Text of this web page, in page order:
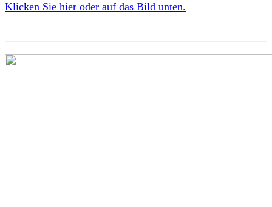
Klicken Sie hier oder auf das Bild unten.